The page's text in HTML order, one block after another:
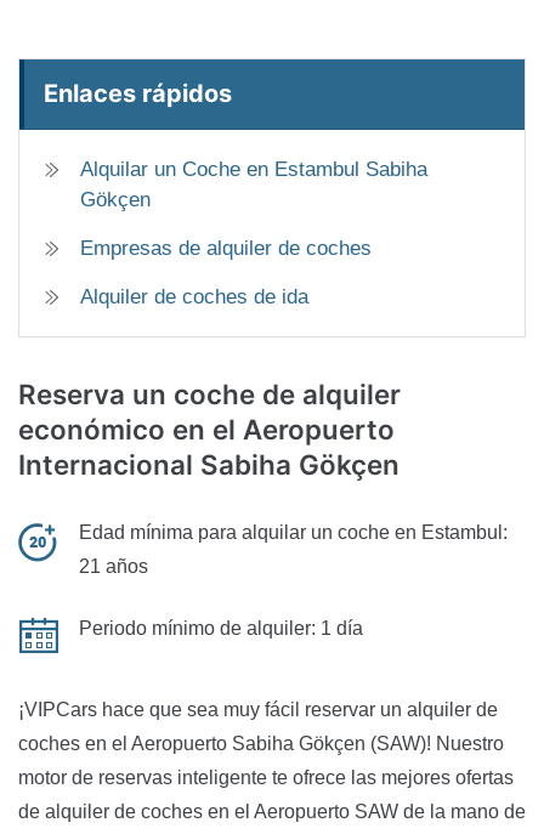
Enlaces rápidos
Alquilar un Coche en Estambul Sabiha
Gökçen
Empresas de alquiler de coches
Alquiler de coches de ida
Reserva un coche de alquiler
económico en el Aeropuerto
Internacional Sabiha Gökçen
Edad mínima para alquilar un coche en Estambul:
21 años
Periodo mínimo de alquiler: 1 día
¡VIPCars hace que sea muy fácil reservar un alquiler de
coches en el Aeropuerto Sabiha Gökçen (SAW)! Nuestro
motor de reservas inteligente te ofrece las mejores ofertas
de alquiler de coches en el Aeropuerto SAW de la mano de